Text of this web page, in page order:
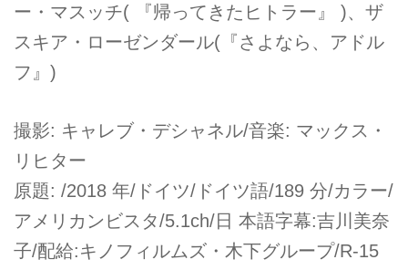
ー・マスッチ( 『帰ってきたヒトラー』 )、ザ
スキア・ローゼンダール(『さよなら、アドル
フ』)
撮影: キャレブ・デシャネル/音楽: マックス・
リヒター
原題: /2018 年/ドイツ/ドイツ語/189 分/カラー/
アメリカンビスタ/5.1ch/日 本語字幕:吉川美奈
子/配給:キノフィルムズ・木下グループ/R-15